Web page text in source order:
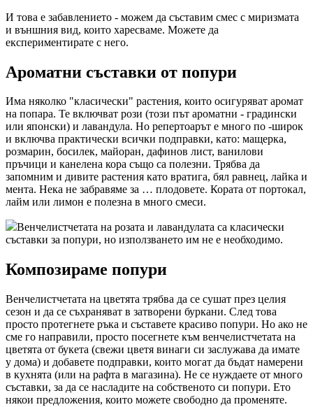
И това е забавлението - можем да съставим смес с миризмата
и външния вид, които харесваме. Можете да
експериментирате с него.
Ароматни съставки от попури
Има няколко "класически" растения, които осигуряват аромат
на попара. Те включват рози (този път ароматни - градински
или японски) и лавандула. Но репертоарът е много по -широк
и включва практически всички подправки, като: мащерка,
розмарин, босилек, майоран, дафинов лист, ванилови
пръчици и канелена кора също са полезни. Трябва да
запомним и дивите растения като вратига, бял равнец, лайка и
мента. Нека не забравяме за … плодовете. Кората от портокал,
лайм или лимон е полезна в много смеси.
Венчелистчетата на розата и лавандулата са класически
съставки за попури, но използването им не е необходимо.
Композираме попури
Венчелистчетата на цветята трябва да се сушат през целия
сезон и да се съхраняват в затворени буркани. След това
просто протегнете ръка и съставете красиво попури. Но ако не
сме го направили, просто посегнете към венчелистчетата на
цветята от букета (свежи цветя винаги си заслужава да имате
у дома) и добавете подправки, които могат да бъдат намерени
в кухнята (или на рафта в магазина). Не се нуждаете от много
съставки, за да се насладите на собственото си попури. Ето
някои предложения, които можете свободно да променяте.